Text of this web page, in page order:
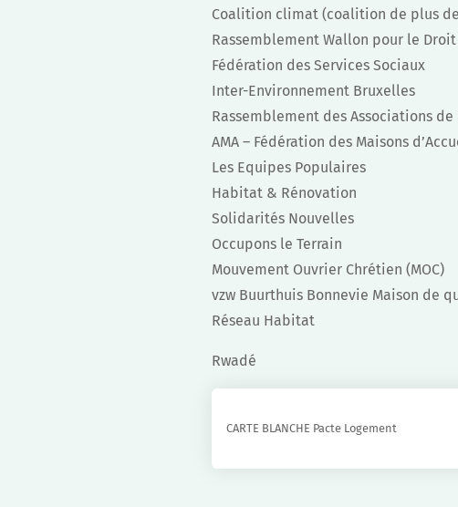
Coalition climat (coalition de plus
Rassemblement Wallon pour le
Fédération des Services Sociaux
Inter-Environnement Bruxelles
Rassemblement des Associations
AMA – Fédération des Maisons
Les Equipes Populaires
Habitat & Rénovation
Solidarités Nouvelles
Occupons le Terrain
Mouvement Ouvrier Chrétien (MOC)
vzw Buurthuis Bonnevie Maison de
Réseau Habitat
Rwadé
CARTE BLANCHE Pacte Logement